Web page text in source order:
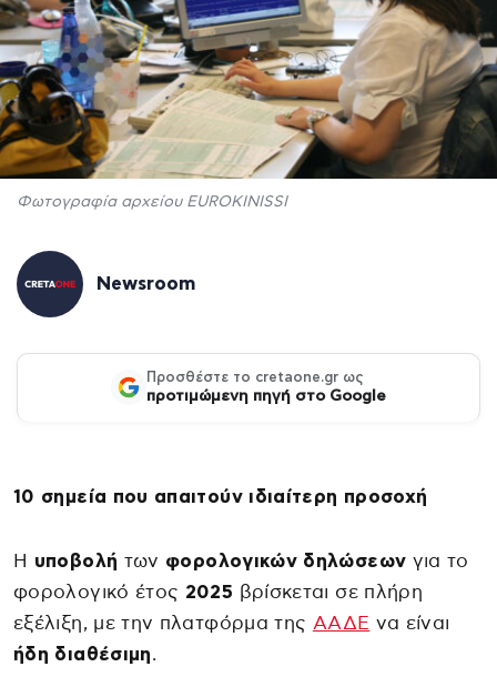
Φωτογραφία αρχείου EUROKINISSI
Newsroom
Προσθέστε το cretaone.gr ως
προτιμώμενη πηγή στο Google
10 σημεία που απαιτούν ιδιαίτερη προσοχή
Η υποβολή των φορολογικών δηλώσεων για το
φορολογικό έτος 2025 βρίσκεται σε πλήρη
εξέλιξη, με την πλατφόρμα της ΑΑΔΕ να είναι
ήδη διαθέσιμη.